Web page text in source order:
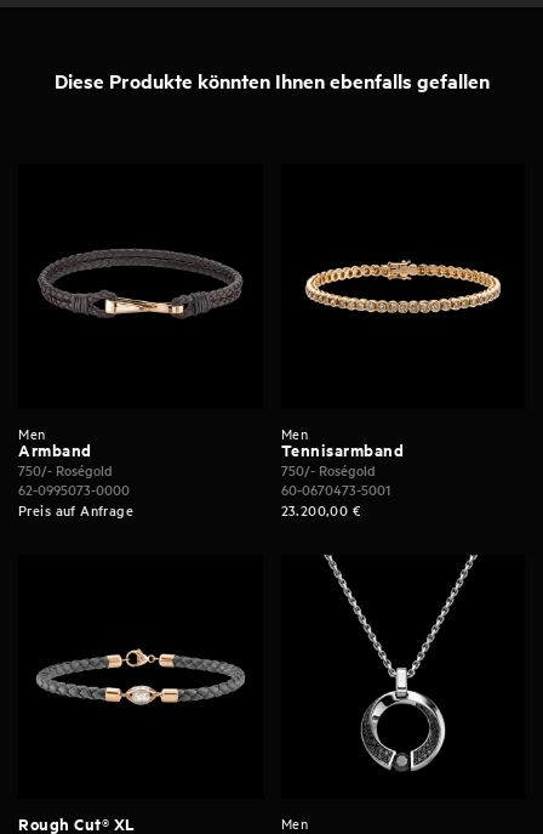
Diese Produkte könnten Ihnen ebenfalls gefallen
Men
Armband
750/- Roségold
62-0995073-0000
Preis auf Anfrage
Men
Tennisarmband
750/- Roségold
60-0670473-5001
23.200,00 €
Rough Cut® XL Men